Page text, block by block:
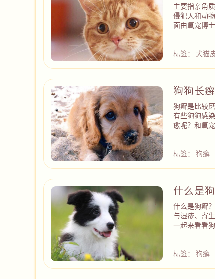
主要指亲角
侵犯人和动
面由氧宠博
标签：犬猫
狗狗长
狗癣是比较
有些狗狗感
愈呢？和氧
标签：狗癣
什么是
什么是狗癣
与湿疹、寄
一起来看看
标签：狗癣